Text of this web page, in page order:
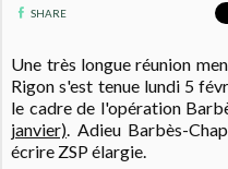
SHARE
Une très longue réunion
Rigon s'est tenue lundi 5
le cadre de l'opération
janvier) . Adieu Barbès-
écrire ZSP élargie.